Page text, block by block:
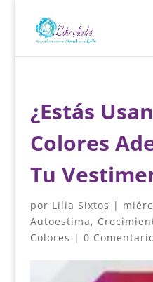
¿Estás
Colores
Tu
por Lilia Sixtos |
Autoestima,
Colores | 0